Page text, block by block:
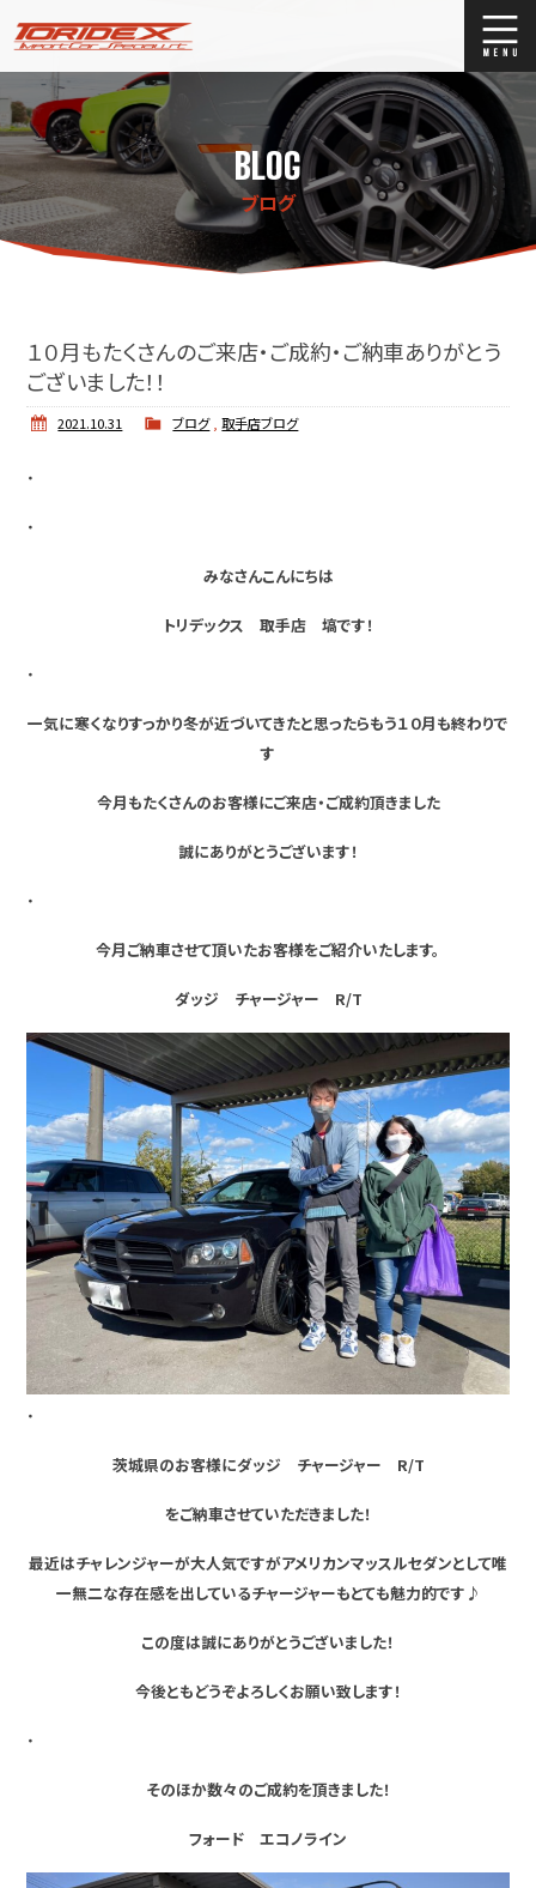
ブログ
Stock list
ストックリスト
買取
BLOG
ブログ
１０月もたくさんのご来店・ご成約・ご納車ありがとう
ございました！！
2021.10.31 ブログ,取手店ブログ
・
・
みなさんこんにちは
トリデックス 取手店 塙です！
・
一気に寒くなりすっかり冬が近づいてきたと思ったらもう１０月も終わりで
す
今月もたくさんのお客様にご来店・ご成約頂きました
誠にありがとうございます！
・
今月ご納車させて頂いたお客様をご紹介いたします。
ダッジ チャージャー R/T
・
茨城県のお客様にダッジ チャージャー R/T
をご納車させていただきました！
最近はチャレンジャーが大人気ですがアメリカンマッスルセダンとして唯
一無二な存在感を出しているチャージャーもとても魅力的です♪
この度は誠にありがとうございました！
今後ともどうぞよろしくお願い致します！
・
そのほか数々のご成約を頂きました！
フォード エコノライン